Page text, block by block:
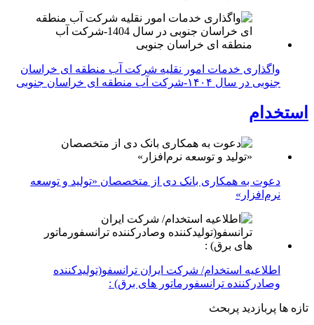
واگذاری خدمات امور نقلیه شرکت آب منطقه ای خراسان
جنوبی در سال ۱۴۰۴-شرکت آب منطقه ای خراسان جنوبی
استخدام
دعوت به همکاری بانک دی از متخصصان «تولید و توسعه
نرم‌افزار»
اطلاعیه استخدام/ شرکت ایران ترانسفو(تولیدکننده
وصادرکننده ترانسفورماتور های برق) :
تازه ها پربازدید پربحث